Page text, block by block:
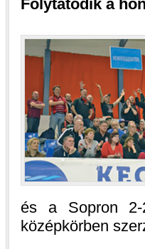
Folytatódik a
és a Sopron 2-
középkörben